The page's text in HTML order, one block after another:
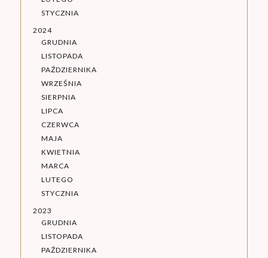
STYCZNIA
2024
GRUDNIA
LISTOPADA
PAŹDZIERNIKA
WRZEŚNIA
SIERPNIA
LIPCA
CZERWCA
MAJA
KWIETNIA
MARCA
LUTEGO
STYCZNIA
2023
GRUDNIA
LISTOPADA
PAŹDZIERNIKA